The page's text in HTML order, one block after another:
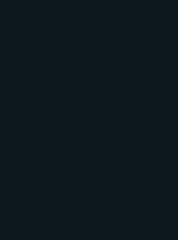
titre personnel, pas plus
d’un don d’ubiquité et que
tant que dirigeant au siège
donnée que parallèment
de la navigation
dans le contexte précis de
rhénane, sa présence sur le
très régulièrement il est
de son entreprise. D’un
ne peut pas se résumer à
inoccupé, mais est appelé
étoffée compte
qui se ramène à une
une personne agissant